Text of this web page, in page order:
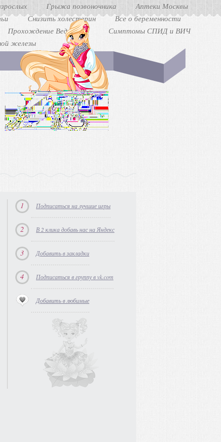
Грыжа позвоночника
Аптеки Москвы
Снизить холестерин
Все о беременности
Прохождение Ведьмак 3
Симптомы СПИД и ВИЧ
железы
1 Подписаться на лучшие игры
2 В 2 клика добавь нас на Яндекс
3 Добавить в закладки
4 Подписаться в группу в vk.com
Добавить в любимые